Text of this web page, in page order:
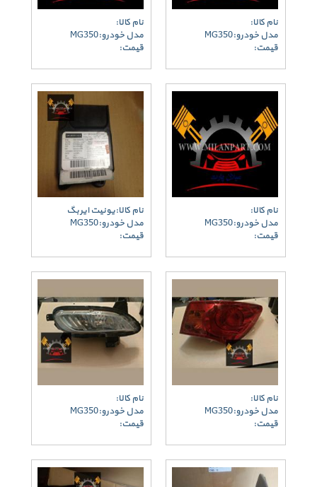
نام کالا:
مدل خودرو:MG350
قیمت:
نام کالا:
مدل خودرو:MG350
قیمت:
نام کالا:
مدل خودرو:MG350
قیمت:
نام کالا:یونیت ایربگ
مدل خودرو:MG350
قیمت:
نام کالا:
مدل خودرو:MG350
قیمت:
نام کالا:
مدل خودرو:MG350
قیمت: